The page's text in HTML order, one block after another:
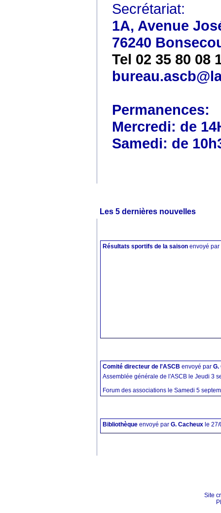
Secrétariat:
1A, Avenue
76240
Tel 02 35 80 08
Permanences:
Mercredi: de
Samedi: de
Les 5 dernières nouvelles
Résultats sportifs de la saison envoyé par
Comité directeur de l'ASCB envoyé par G.
Assemblée générale de l'ASCB le Jeudi 3
Forum des associations le Samedi 5
Bibliothèque envoyé par G. Cacheux le
Site